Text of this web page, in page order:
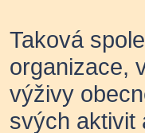
Taková
organizace,
výživy
svých aktivit